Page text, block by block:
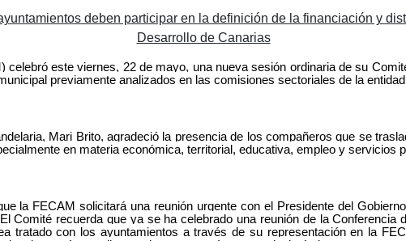
deben participar en la definición de la financiación y
Desarrollo de Canarias
celebró este viernes, 22 de mayo, una nueva sesión ordinaria de su
previamente analizados en las comisiones sectoriales de la
Mari Brito, agradeció la presencia de los compañeros que se
en materia económica, territorial, educativa, empleo y servicios
la FECAM solicitará una reunión urgente con el Presidente del
Comité recuerda que ya se ha celebrado una reunión de la Conferencia
tratado con los ayuntamientos a través de su representación en la